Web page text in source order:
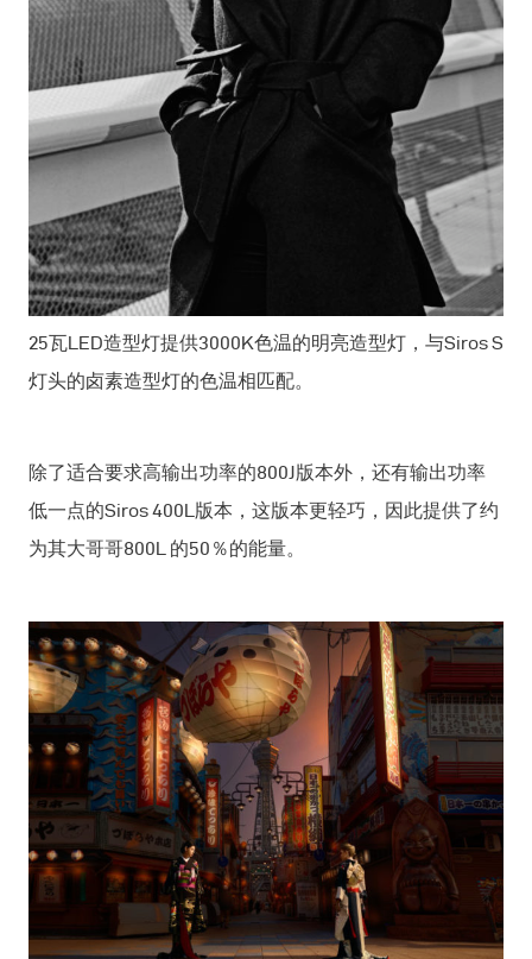
25瓦LED造型灯提供3000K色温的明亮造型灯，与Siros S
灯头的卤素造型灯的色温相匹配。
除了适合要求高输出功率的800J版本外，还有输出功率
低一点的Siros 400L版本，这版本更轻巧，因此提供了约
为其大哥哥800L 的50％的能量。